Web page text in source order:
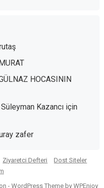
HOCASININ
Süleyman Kazancıiçin
zafer
Ziyaretci Defteri
Dost Siteler
-WordPress Theme byWPEnjoy